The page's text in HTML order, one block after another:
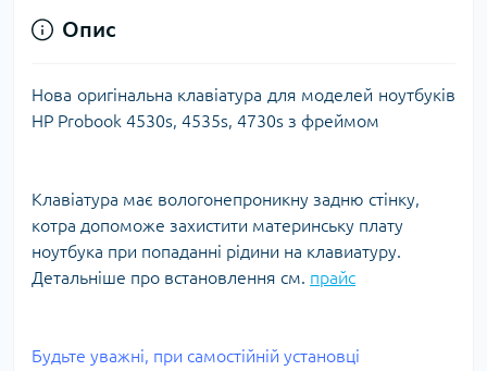
Опис
Нова оригінальна клавіатура для моделей ноутбуків
HP Probook 4530s, 4535s, 4730s з фреймом
Клавіатура має вологонепроникну задню стінку,
котра допоможе захистити материнську плату
ноутбука при попаданні рідини на клавиатуру.
Детальніше про встановлення см. прайс
Будьте уважні, при самостійній установці